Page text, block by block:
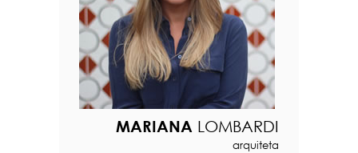
MARIANA LOMBARDI
arquiteta